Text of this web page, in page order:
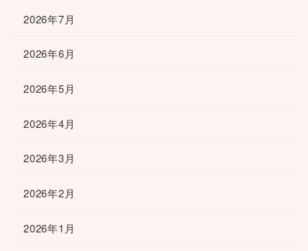
2026年7月
2026年6月
2026年5月
2026年4月
2026年3月
2026年2月
2026年1月